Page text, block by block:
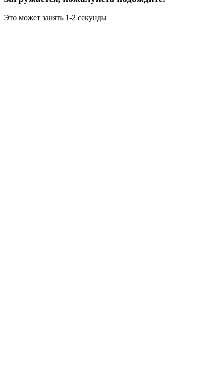
Это может занять 1-2 секунды